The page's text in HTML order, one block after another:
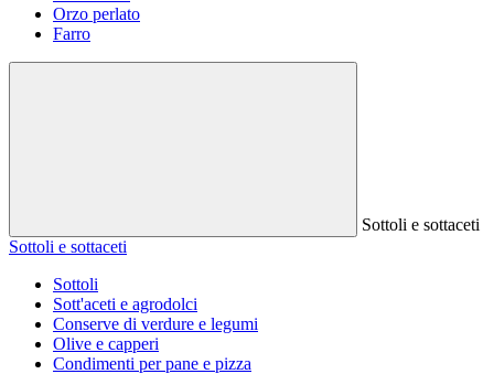
Orzo perlato
Farro
Sottoli e sottaceti
Sottoli e sottaceti
Sottoli
Sott'aceti e agrodolci
Conserve di verdure e legumi
Olive e capperi
Condimenti per pane e pizza